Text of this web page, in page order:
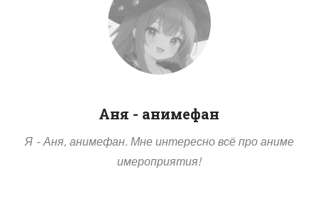
Аня - анимефан
Я - Аня, анимефан. Мне интересно всё про аниме
имероприятия!